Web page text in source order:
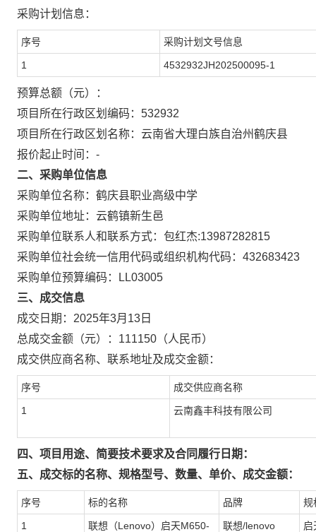
采购计划信息：
序号 采购计划文号信息
1 4532932JH202500095-1
预算总额（元）：
项目所在行政区划编码： 532932
项目所在行政区划名称： 云南省大理白族自治州鹤庆县
报价起止时间：-
二、采购单位信息
采购单位名称： 鹤庆县职业高级中学
采购单位地址： 云鹤镇新生邑
采购单位联系人和联系方式： 包红杰:13987282815
采购单位社会统一信用代码或组织机构代码： 432683423
采购单位预算编码：
LL03005
三、成交信息
成交日期： 2025年3月13日
总成交金额（元）： 111150 （人民币）
成交供应商名称、联系地址及成交金额：
序号 成交供应商名称
1 云南鑫丰科技有限公司
四、项目用途、简要技术要求及合同履行日期：
五、成交标的名称、规格型号、数量、单价、成交金额：
序号 标的名称 品牌 规
1
联想（Lenovo）启天M650-
联想/lenovo 启